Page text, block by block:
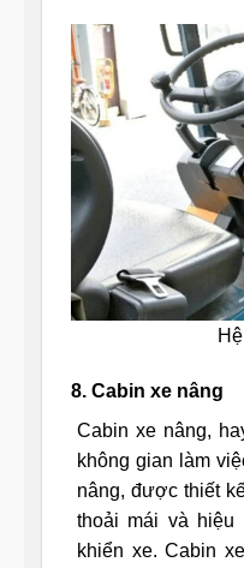
8. Cabin xe nâng
Cabin xe nâng,
không gian làm
nâng, được thiết
thoải mái và hiệu
khiển xe. Cabin